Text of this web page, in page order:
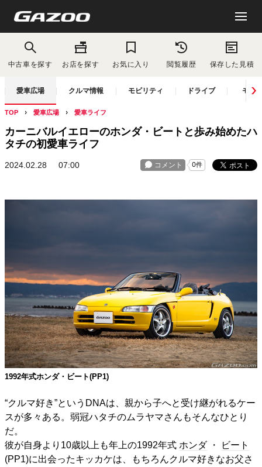
中古車を探す お店を探す お気に入り 閲覧履歴 保存した見積
愛車広場 クルマ情報 モビリティ ドライブ モー
TOP 愛車広場 愛車ライフ
カーニバルイエローのホンダ・ビートと歩み始めたハ
タチの初愛車ライフ
2024.02.28 07:00
1992年式ホンダ・ビート(PP1)
“クルマ好き”というDNAは、親から子へと受け継がれるケー
スが多々ある。弱冠ハタチのムラヤマさんもそんなひとり
だ。
彼が自身より10歳以上も年上の1992年式 ホンダ ・
ビート
(PP1)に出会ったキッカケは、もちろんクルマ好きなお父さ